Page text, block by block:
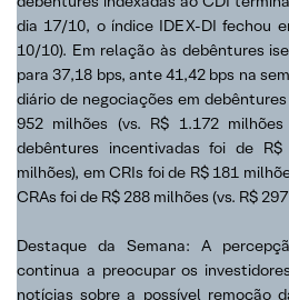
dia 17/10, o índice IDEX-DI fechou
10/10). Em relação às debêntures
para 37,18 bps, ante 41,42 bps na
diário de negociações em
952 milhões (vs. R$ 1.172
debêntures incentivadas foi de
milhões), em CRIs foi de R$ 181
CRAs foi de R$ 288 milhões (vs. R$
Destaque da Semana: A
continua a preocupar os
notícias sobre a possível remoção